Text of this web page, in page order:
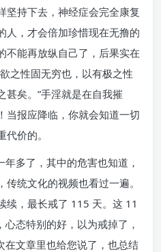
坚持下去，神经症会完全康复
人，才会倍加珍惜现在无撸的
不能再放纵自己了，后果实在
之性固无穷也，以有极之性
甚矣。”手淫就是在自我摧
当报应降临，你就会知道一切
价的。
多了，其中的危害也知道，
统文化的视频也看过一遍。
续，最长戒了 115 天。这 11
态特别的好，以为戒掉了，
文章里也给您说了，也总结